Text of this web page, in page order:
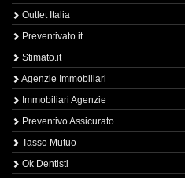
Outlet Italia
Preventivato.it
Stimato.it
Agenzie Immobiliari
Immobiliari Agenzie
Preventivo Assicurato
Tasso Mutuo
Ok Dentisti